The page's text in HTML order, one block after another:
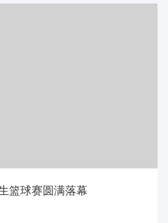
篮球赛圆满落幕